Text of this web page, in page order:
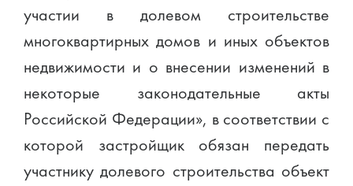
участии в долевом строительстве
многоквартирных домов и иных объектов
недвижимости и о внесении изменений в
некоторые законодательные акты
Российской Федерации», в соответствии с
которой застройщик обязан передать
участнику долевого строительства объект